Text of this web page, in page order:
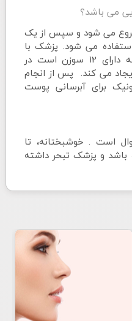
می باشد؟
می شود و سپس از یک
می شود. پزشک با
استفاده از یک قلم کوچک که دارای 12 سوزن است در
می کند. پس از انجام
برای آبرسانی پوست
است . خوشبختانه، تا
و پزشک تبحر داشته